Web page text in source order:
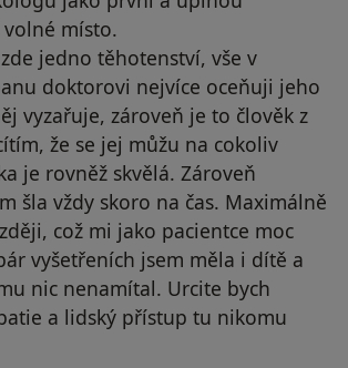
místo.
jedno těhotenství, vše v
doktorovi nejvíce oceňuji jeho
vyzařuje, zároveň je to člověk z
že se jej můžu na cokoliv
je rovněž skvělá. Zároveň
šla vždy skoro na čas. Maximálně
což mi jako pacientce moc
vyšetřeních jsem měla i dítě a
nic nenamítal. Urcite bych
a lidský přístup tu nikomu